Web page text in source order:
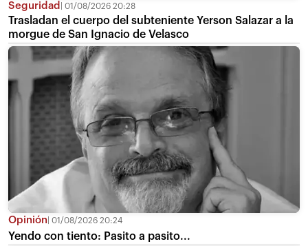
Seguridad 01/08/2026 20:28
Trasladan el cuerpo del subteniente Yerson Salazar a la
morgue de San Ignacio de Velasco
Opinión 01/08/2026 20:24
Yendo con tiento: Pasito a pasito...